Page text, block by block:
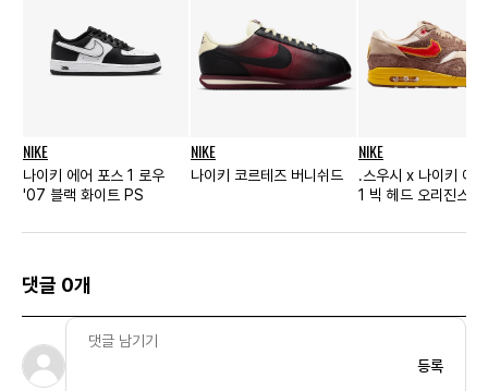
NIKE
나이키 에어 포스 1 로우
'07 블랙 화이트 PS
NIKE
나이키 코르테즈 버니쉬드
NIKE
.스우시 x 나이키 에
1 빅 헤드 오리진스
댓글 0개
등록